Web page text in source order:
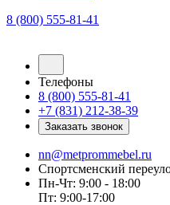
8 (800) 555-81-41
Телефоны
8 (800) 555-81-41
+7 (831) 212-38-39
Заказать звонок
nn@metprommebel.ru
Спортсменский
Пн-Чт: 9:00 - 18:00
Пт: 9:00-17:00